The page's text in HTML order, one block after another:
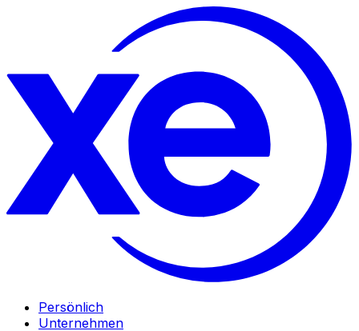
Persönlich
Unternehmen